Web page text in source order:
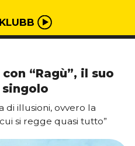
“Ragù”, il suo
di illusioni, ovvero la
si regge quasi tutto”